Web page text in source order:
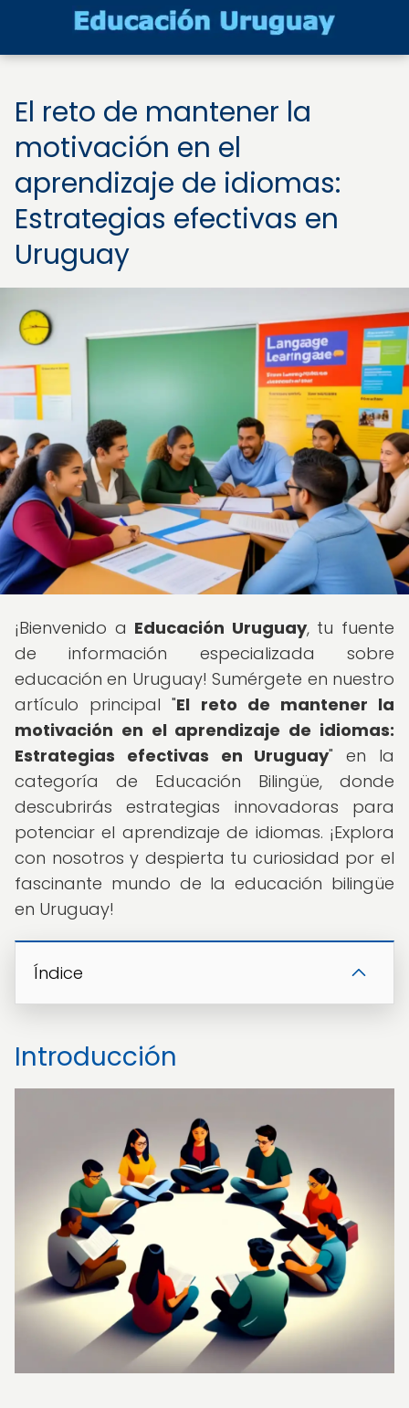
El reto de mantener la
motivación en el
aprendizaje de idiomas:
Estrategias efectivas en
Uruguay
¡Bienvenido a Educación Uruguay, tu fuente
de información especializada sobre
educación en Uruguay! Sumérgete en nuestro
artículo principal "El reto de mantener la
motivación en el aprendizaje de idiomas:
Estrategias efectivas en Uruguay" en la
categoría de Educación Bilingüe, donde
descubrirás estrategias innovadoras para
potenciar el aprendizaje de idiomas. ¡Explora
con nosotros y despierta tu curiosidad por el
fascinante mundo de la educación bilingüe
en Uruguay!
Índice
Introducción